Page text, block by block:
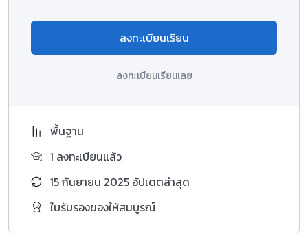
ลงทะเบียนเรียน
ลงทะเบียนเรียนเลย
พื้นฐาน
1 ลงทะเบียนแล้ว
15 กันยายน 2025 อัปเดตล่าสุด
ใบรับรองของให้สมบูรณ์